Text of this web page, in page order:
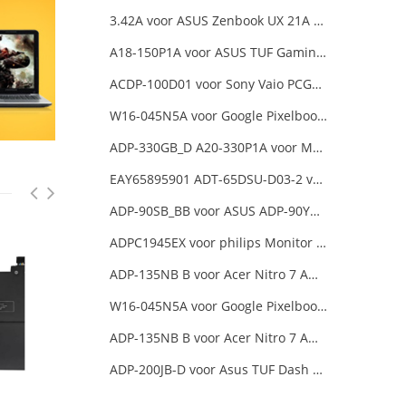
3.42A voor ASUS Zenbook UX 21A UX31A UX32A UX32VD Series Ultrabook Models
A18-150P1A voor ASUS TUF Gaming FX505DT-EB73
ACDP-100D01 voor Sony Vaio PCGA AC19V4 ACDP-100D01
W16-045N5A voor Google Pixelbook USB Type-C
ADP-330GB_D A20-330P1A voor MSI GE68 Raider Power Supply
EAY65895901 ADT-65DSU-D03-2 voor LG gram 15Z90P-K.ARB6U1 16T90P, LG gram 15Z90Q 16Z90Q 17Z90Q16Z95PD Series
ADP-90SB_BB voor ASUS ADP-90YD_B 90W
ADPC1945EX voor philips Monitor Power Supply
ADP-135NB B voor Acer Nitro 7 AN715-51-73AJ A715-74G-52B0 Notebook
W16-045N5A voor Google Pixelbook USB Type-C
ADP-135NB B voor Acer Nitro 7 AN715-51-73AJ A715-74G-52B0 Notebook
ADP-200JB-D voor Asus TUF Dash F15 FX516PR ADP-200JB